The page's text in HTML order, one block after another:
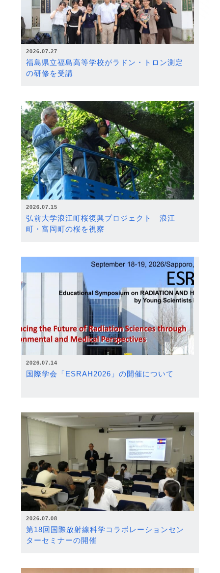
2026.07.27
福島県立福島高等学校がラドン・トロン測定
の研修を受講
2026.07.15
弘前大学浪江町桜復興プロジェクト 浪江
町・富岡町の桜を視察
2026.07.14
国際学会「ESRAH2026」の開催について
2026.07.08
第18回国際放射線科学コラボレーションセン
ターセミナーの開催